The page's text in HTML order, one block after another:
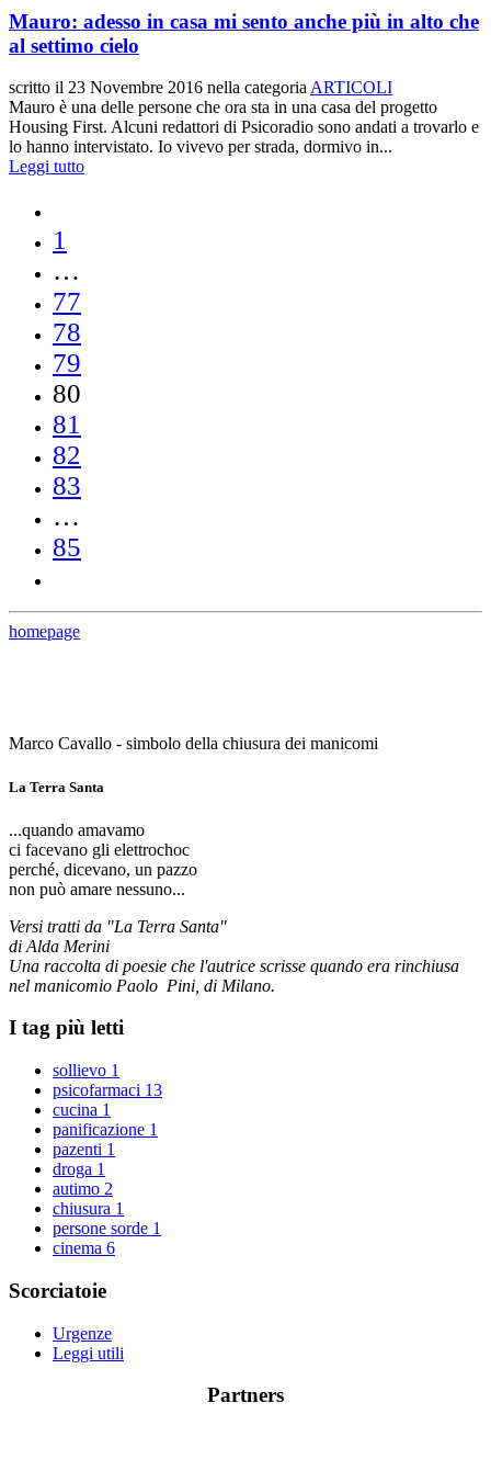
Mauro: adesso in casa mi sento anche più in alto che
al settimo cielo
scritto il 23 Novembre 2016 nella categoria ARTICOLI
Mauro è una delle persone che ora sta in una casa del progetto
Housing First. Alcuni redattori di Psicoradio sono andati a trovarlo e
lo hanno intervistato. Io vivevo per strada, dormivo in...
Leggi tutto
1
…
77
78
79
80
81
82
83
…
85
homepage
Marco Cavallo - simbolo della chiusura dei manicomi
La Terra Santa
...quando amavamo
ci facevano gli elettrochoc
perché, dicevano, un pazzo
non può amare nessuno...
Versi tratti da "La Terra Santa"
di Alda Merini
Una raccolta di poesie che l'autrice scrisse quando era rinchiusa
nel manicomio Paolo Pini, di Milano.
I tag più letti
sollievo 1
psicofarmaci 13
cucina 1
panificazione 1
pazenti 1
droga 1
autimo 2
chiusura 1
persone sorde 1
cinema 6
Scorciatoie
Urgenze
Leggi utili
Partners